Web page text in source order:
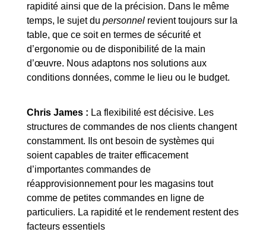
rapidité ainsi que de la précision. Dans le même
temps, le sujet du personnel revient toujours sur la
table, que ce soit en termes de sécurité et
d’ergonomie ou de disponibilité de la main
d’œuvre. Nous adaptons nos solutions aux
conditions données, comme le lieu ou le budget.
Chris James : La flexibilité est décisive. Les
structures de commandes de nos clients changent
constamment. Ils ont besoin de systèmes qui
soient capables de traiter efficacement
d’importantes commandes de
réapprovisionnement pour les magasins tout
comme de petites commandes en ligne de
particuliers. La rapidité et le rendement restent des
facteurs essentiels